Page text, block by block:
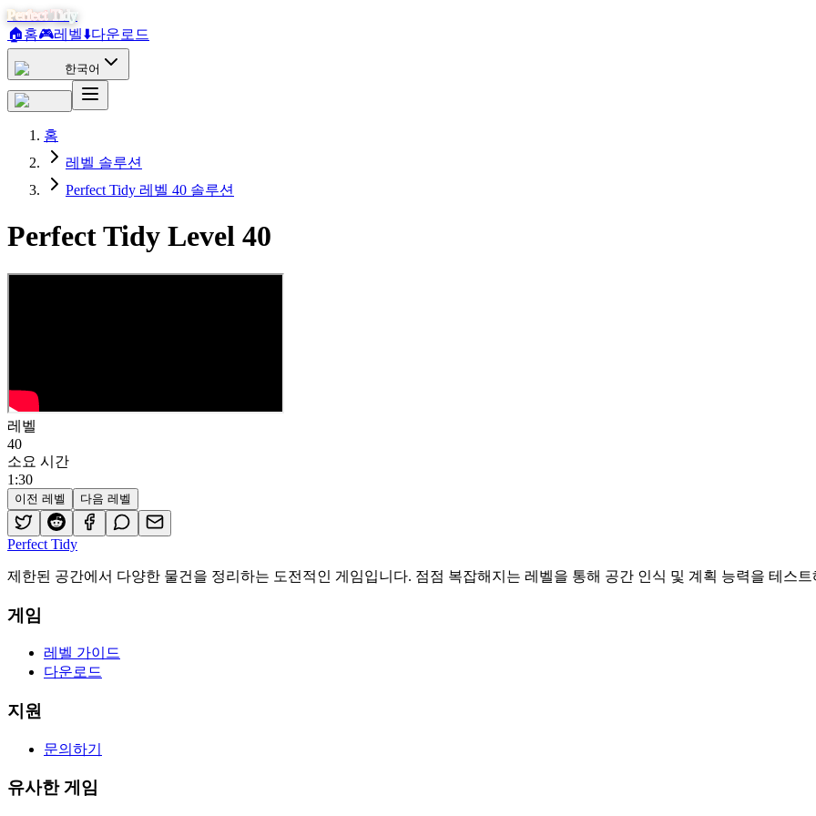
Perfect Tidy
🏠홈🎮레벨⬇️다운로드
한국어
홈
레벨 솔루션
Perfect Tidy 레벨 40 솔루션
Perfect Tidy Level 40
레벨
40
소요 시간
1 :30
이전 레벨 다음 레벨
Perfect Tidy
제한된 공간에서 다양한 물건을 정리하는 도전적인 게임입니다. 점점 복잡해지는 레벨을 통해 공간 인식 및 계획 능력을 테스트
게임
레벨 가이드
다운로드
지원
문의하기
유사한 게임